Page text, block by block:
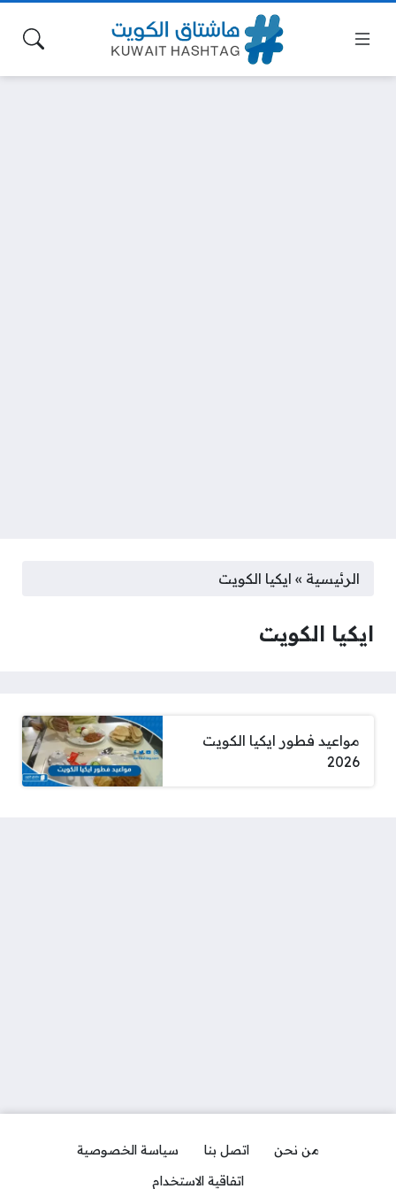
الرئيسية » ايكيا الكويت
ايكيا الكويت
مواعيد فطور ايكيا الكويت
2026
من نحن اتصل بنا
سياسة الخصوصية
اتفاقية الاستخدام